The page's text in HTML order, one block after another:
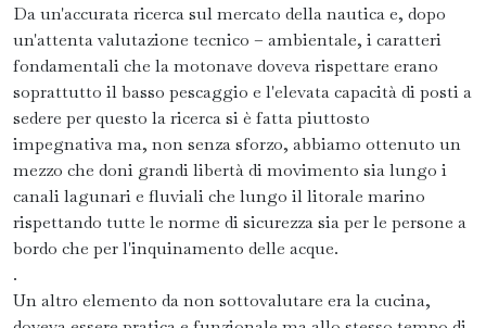
Da un'accurata ricerca sul mercato della nautica e, dopo
un'attenta valutazione tecnico – ambientale, i caratteri
fondamentali che la motonave doveva rispettare erano
soprattutto il basso pescaggio e l'elevata capacità di posti a
sedere per questo la ricerca si è fatta piuttosto
impegnativa ma, non senza sforzo, abbiamo ottenuto un
mezzo che doni grandi libertà di movimento sia lungo i
canali lagunari e fluviali che lungo il litorale marino
rispettando tutte le norme di sicurezza sia per le persone a
bordo che per l'inquinamento delle acque.
.
Un altro elemento da non sottovalutare era la cucina,